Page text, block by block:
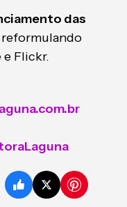
das
reformulando
e Flickr.